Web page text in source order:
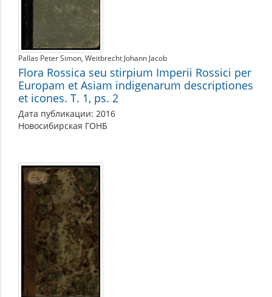
Pallas Peter Simon Weitbrecht Johann Jacob
Flora Rossica seu stirpium Imperii Rossici per
Europam et Asiam indigenarum descriptiones
et icones. T. 1, ps. 2
Дата публикации: 2016
Новосибирская ГОНБ